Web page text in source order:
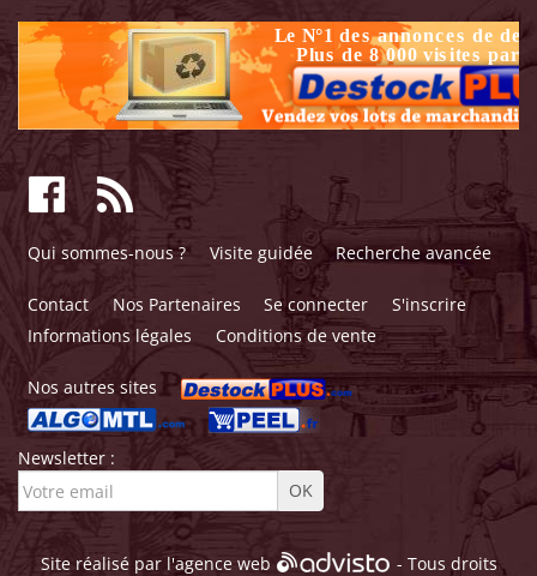
Qui sommes-nous ? Visite guidée Recherche avancée
Contact Nos Partenaires Se connecter
S'inscrire
Informations légales
Conditions de vente
Nos autres sites
Newsletter :
Site réalisé par l'agence web - Tous droits